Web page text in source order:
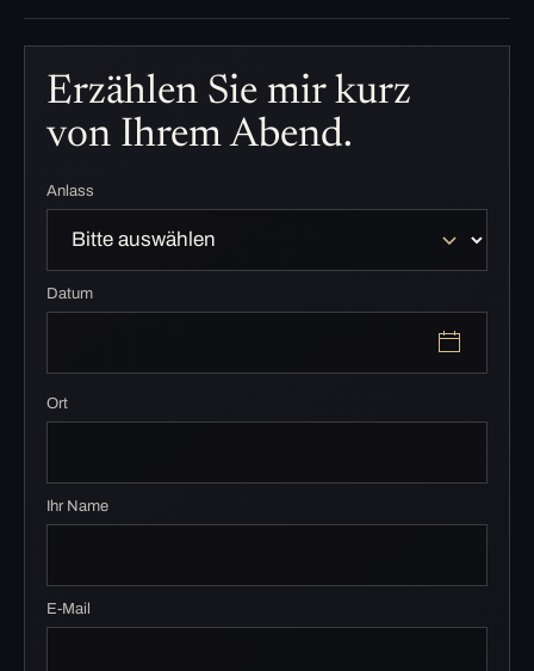
Erzählen Sie mir kurz
von Ihrem Abend.
Anlass
Datum
Ort
Ihr Name
E-Mail